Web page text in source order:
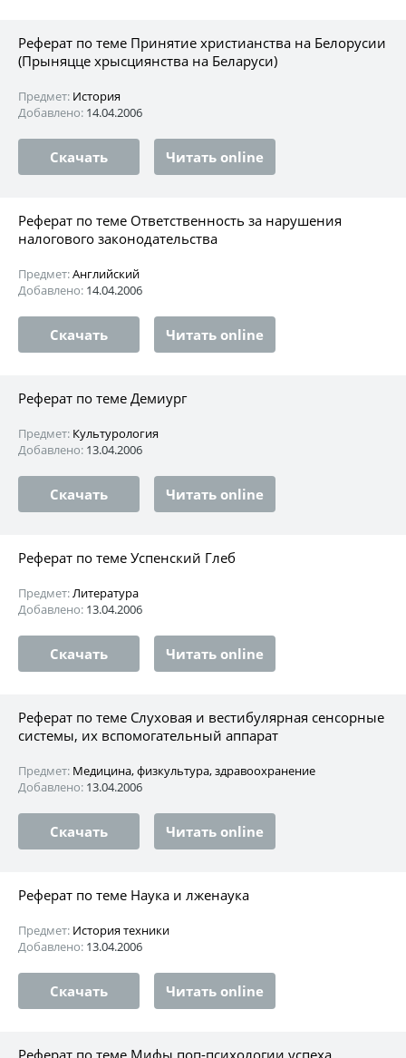
Реферат по теме Принятие христианства на Белорусии
(Прыняцце хрысциянства на Беларуси)
Предмет: История
Добавлено: 14.04.2006
Скачать Читать online
Реферат по теме Ответственность за нарушения
налогового законодательства
Предмет:Английский
Добавлено: 14.04.2006
Скачать Читать online
Реферат по теме Демиург
Предмет: Культурология
Добавлено: 13.04.2006
Скачать Читать online
Реферат по теме Успенский Глеб
Предмет:Литература
Добавлено: 13.04.2006
Скачать Читать online
Реферат по теме Слуховая и вестибулярная сенсорные
системы, их вспомогательный аппарат
Предмет: Медицина, физкультура, здравоохранение
Добавлено: 13.04.2006
Скачать Читать online
Реферат по теме Наука и лженаука
Предмет: История техники
Добавлено: 13.04.2006
Скачать Читать online
Реферат по теме Мифы поп-психологии успеха